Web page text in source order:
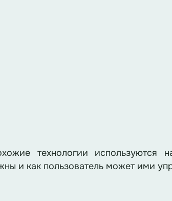
технологии используются
и как пользователь может ими